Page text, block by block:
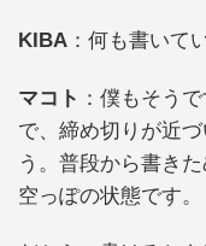
KIBA ：何も書いて
マコト ：僕もそう
で、締め切りが近
う。普段から書き
空っぽの状態です。